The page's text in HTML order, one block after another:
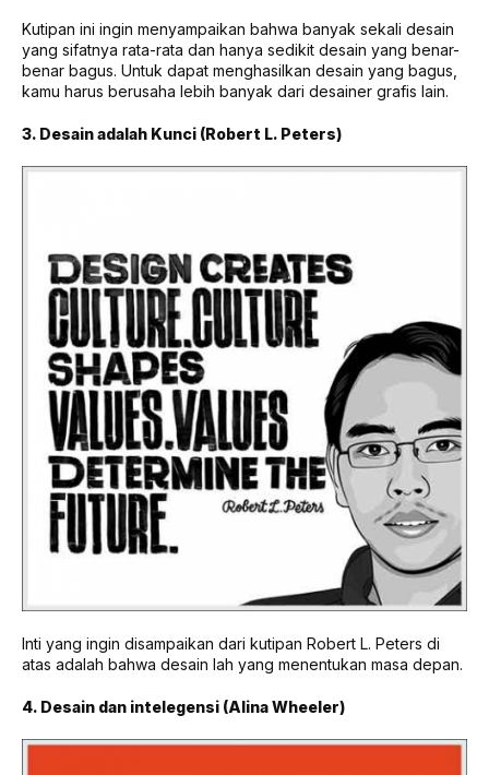
Kutipan ini ingin menyampaikan bahwa banyak sekali desain
yang sifatnya rata-rata dan hanya sedikit desain yang benar-
benar bagus. Untuk dapat menghasilkan desain yang bagus,
kamu harus berusaha lebih banyak dari desainer grafis lain.
3. Desain adalah Kunci (Robert L. Peters)
Inti yang ingin disampaikan dari kutipan Robert L. Peters di
atas adalah bahwa desain lah yang menentukan masa depan.
4. Desain dan intelegensi (Alina Wheeler)